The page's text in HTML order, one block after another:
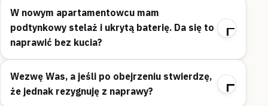
W nowym apartamentowcu mam
podtynkowy stelaż i ukrytą baterię. Da się to
naprawić bez kucia?
Wezwę Was, a jeśli po obejrzeniu stwierdzę,
że jednak rezygnuję z naprawy?